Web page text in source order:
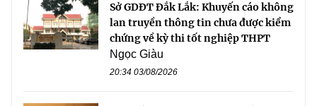
Sở GDĐT Đắk Lắk: Khuyến cáo không
lan truyền thông tin chưa được kiểm
chứng về kỳ thi tốt nghiệp THPT
Ngọc Giàu
20:34 03/08/2026